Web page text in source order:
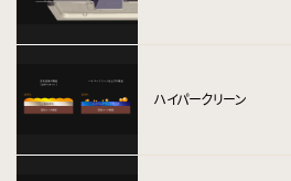
ハイパークリーン